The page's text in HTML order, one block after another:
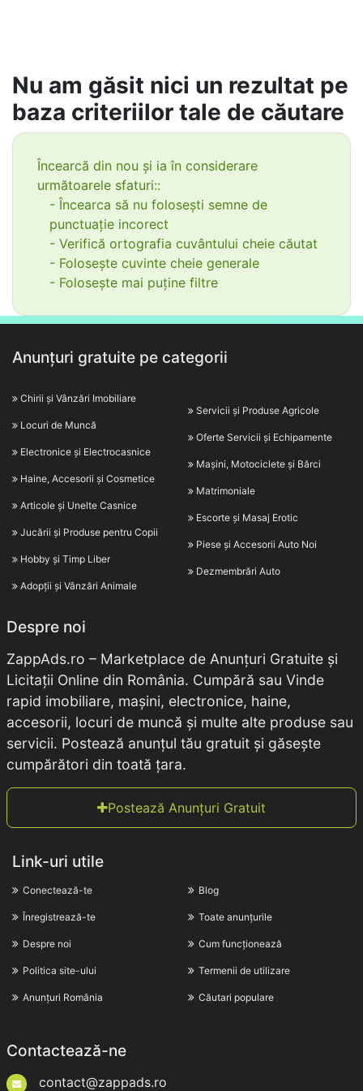
Nu am găsit nici un rezultat pe
baza criteriilor tale de căutare
Încearcă din nou și ia în considerare
următoarele sfaturi::
- Încearca să nu folosești semne de
punctuație incorect
- Verifică ortografia cuvântului cheie căutat
- Folosește cuvinte cheie generale
- Folosește mai puține filtre
Anunțuri gratuite pe categorii
Chirii și Vânzări Imobiliare
Locuri de Muncă
Electronice și Electrocasnice
Haine, Accesorii și Cosmetice
Articole și Unelte Casnice
Jucării și Produse pentru Copii
Hobby și Timp Liber
Adopții și Vânzări Animale
Servicii și Produse Agricole
Oferte Servicii și Echipamente
Mașini, Motociclete și Bărci
Matrimoniale
Escorte și Masaj Erotic
Piese și Accesorii Auto Noi
Dezmembrări Auto
Despre noi
ZappAds.ro – Marketplace de Anunțuri Gratuite și
Licitații Online din România. Cumpără sau Vinde
rapid imobiliare, mașini, electronice, haine,
accesorii, locuri de muncă și multe alte produse sau
servicii. Postează anunțul tău gratuit și găsește
cumpărători din toată țara.
Postează Anunțuri Gratuit
Link-uri utile
Conectează-te
Înregistrează-te
Despre noi
Politica site-ului
Anunțuri România
Blog
Toate anunțurile
Cum funcționează
Termenii de utilizare
Căutari populare
Contactează-ne
contact@zappads.ro